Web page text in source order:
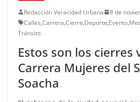
Redacción Veracidad Urbana
8 de
Calles,Carrera,Cierre,Deporte,Evento,
Tránsito
Estos son los cierres
Carrera Mujeres del
Soacha